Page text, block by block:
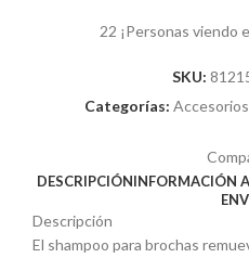
22 ¡Personas viendo
SKU:
Categorías: Accesorios
DESCRIPCIÓNINFORMACIÓN
Descripción
El shampoo para brochas